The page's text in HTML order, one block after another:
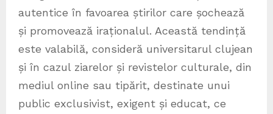
autentice în favoarea știrilor care șochează
și promovează iraționalul. Această tendință
este valabilă, consideră universitarul clujean
și în cazul ziarelor și revistelor culturale, din
mediul online sau tipărit, destinate unui
public exclusivist, exigent și educat, ce